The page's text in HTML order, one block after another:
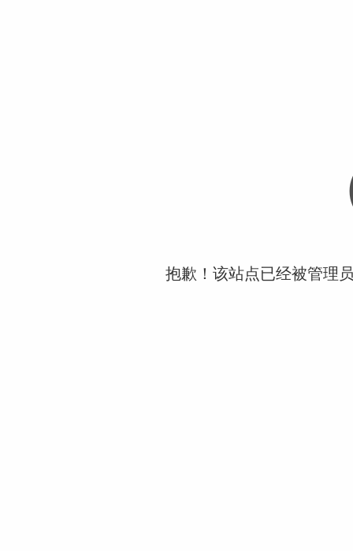
抱歉！该站点已经被管理